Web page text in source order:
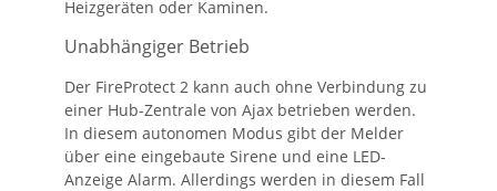
Heizgeräten oder Kaminen.
Unabhängiger Betrieb
Der FireProtect 2 kann auch ohne Verbindung zu
einer Hub-Zentrale von Ajax betrieben werden.
In diesem autonomen Modus gibt der Melder
über eine eingebaute Sirene und eine LED-
Anzeige Alarm. Allerdings werden in diesem Fall